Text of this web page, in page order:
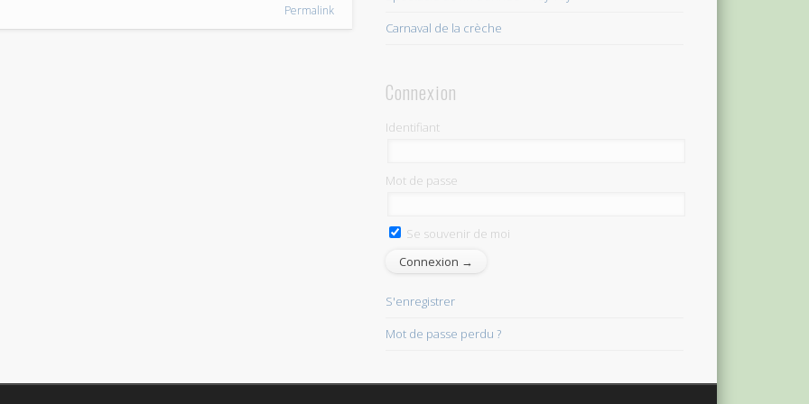
Permalink
Carnaval de la crèche
Connexion
Identifiant
Mot de passe
Se souvenir de moi
S'enregistrer
Mot de passe perdu ?